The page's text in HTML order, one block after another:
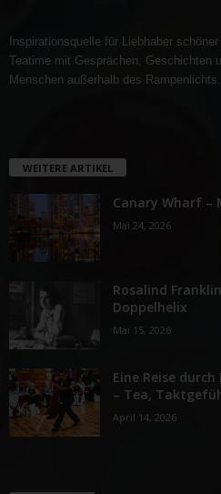
Inspirationsquelle für Liebhaber
Teatime mit Gesprächen, Geschichten
Menschen außerhalb des Rampenlichts.
WEITERE ARTIKEL
Canary Wharf –
Mai 24, 2026
Rosalind
Doppelhelix
Mai 15, 2026
Eine Reise
– Tea,
April 14, 2026